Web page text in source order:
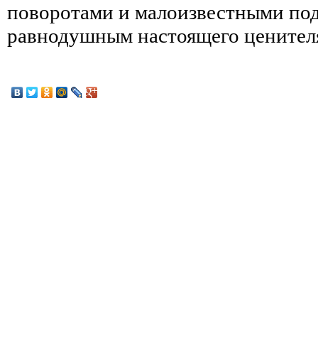
поворотами и малоизвестными
равнодушным настоящего